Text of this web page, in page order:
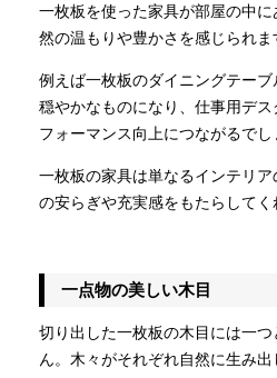
一枚板を使った家具が部屋の中
然の温もりや豊かさを感じられま
例えば一枚板のダイニングテー
穏やかなものになり、仕事用デ
フォーマンス向上につながるでし
一枚板の家具は単なるインテリ
の安らぎや充実感をもたらしてく
一点物の美しい木目
切り出した一枚板の木目には一
ん。木々がそれぞれ自然に生み出